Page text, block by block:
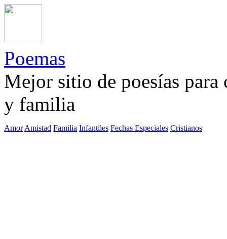
Poemas
Mejor sitio de poesías
y familia
Amor Amistad Familia Infantiles Fechas Especiales Cristianos